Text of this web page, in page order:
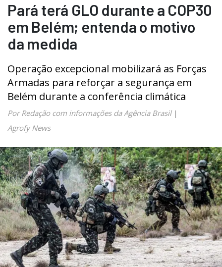
Pará terá GLO durante a COP30
em Belém; entenda o motivo
da medida
Operação excepcional mobilizará as Forças
Armadas para reforçar a segurança em
Belém durante a conferência climática
Por Redação com informações da Agência Brasil|
Agrofy News